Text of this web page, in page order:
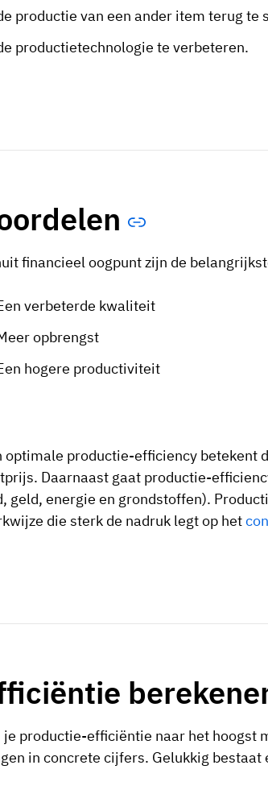
productie van een ander item terug te
productietechnologie te verbeteren.
financieel oogpunt zijn de
verbeterde kwaliteit
opbrengst
hogere productiviteit
optimale productie-efficiency betekent
Daarnaast gaat productie-
geld, energie en grondstoffen).
die sterk de nadruk legt op het
je productie-efficiëntie naar het hoogst
in concrete cijfers. Gelukkig